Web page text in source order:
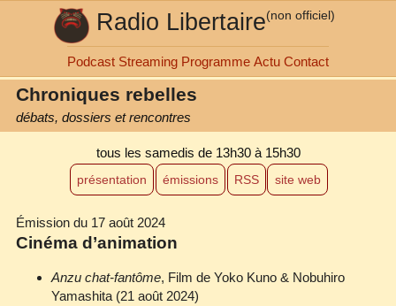
Radio Libertaire(non officiel)
Podcast Streaming Programme Actu Contact
Chroniques rebelles
débats, dossiers et rencontres
tous les samedis de 13h30 à 15h30
présentation émissions RSS site web
Émission du 17 août 2024
Cinéma d’animation
Anzu chat‐fantôme, Film de Yoko Kuno & Nobuhiro
Yamashita (21 août 2024)